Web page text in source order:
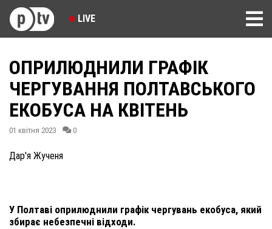
LIVE
ОПРИЛЮДНИЛИ ГРАФІК
ЧЕРГУВАННЯ ПОЛТАВСЬКОГО
ЕКОБУСА НА КВІТЕНЬ
01 квітня 2023 0
Дар'я Жученя
У Полтаві оприлюднили графік чергувань екобуса, який
збирає небезпечні відходи.